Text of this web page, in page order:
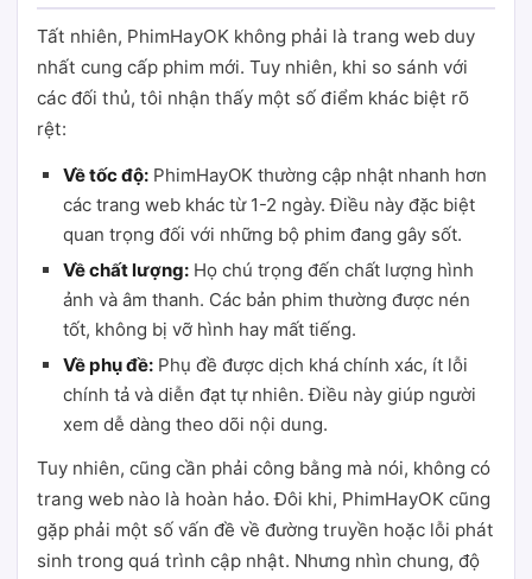
Tất nhiên, PhimHayOK không phải là trang web duy
nhất cung cấp phim mới. Tuy nhiên, khi so sánh với
các đối thủ, tôi nhận thấy một số điểm khác biệt rõ
rệt:
Về tốc độ: PhimHayOK thường cập nhật nhanh hơn
các trang web khác từ 1-2 ngày. Điều này đặc biệt
quan trọng đối với những bộ phim đang gây sốt.
Về chất lượng: Họ chú trọng đến chất lượng hình
ảnh và âm thanh. Các bản phim thường được nén
tốt, không bị vỡ hình hay mất tiếng.
Về phụ đề: Phụ đề được dịch khá chính xác, ít lỗi
chính tả và diễn đạt tự nhiên. Điều này giúp người
xem dễ dàng theo dõi nội dung.
Tuy nhiên, cũng cần phải công bằng mà nói, không có
trang web nào là hoàn hảo. Đôi khi, PhimHayOK cũng
gặp phải một số vấn đề về đường truyền hoặc lỗi phát
sinh trong quá trình cập nhật. Nhưng nhìn chung, độ